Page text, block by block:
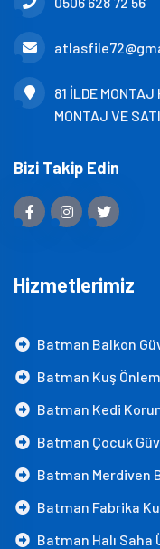
81 İLDE MONTAJ
MONTAJ VE
Bizi Takip Edin
Hizmetlerimiz
Batman Balkon
Batman Kuş
Batman Kedi
Batman Çocuk
Batman Merdiven
Batman Fabrika
Batman Halı Saha